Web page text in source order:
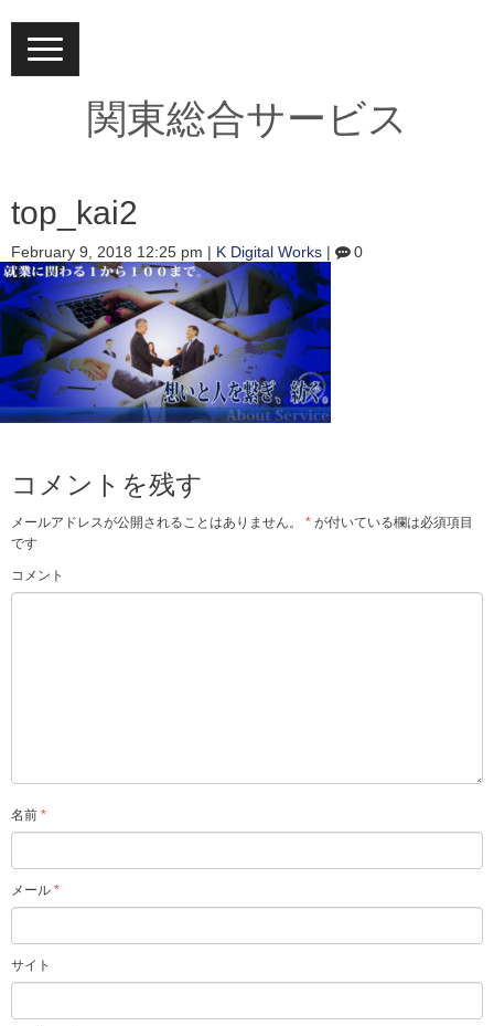
N
a
v
n
関東総合サービス
top_kai2
February 9, 2018 12:25 pm K Digital Works 0
コメントを残す
メールアドレスが公開されることはありません。 * が付いている欄は必須項目
です
コメント
名前 *
メール *
サイト